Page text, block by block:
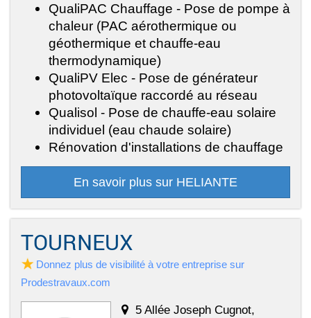
QualiPAC Chauffage - Pose de pompe à
chaleur (PAC aérothermique ou
géothermique et chauffe-eau
thermodynamique)
QualiPV Elec - Pose de générateur
photovoltaïque raccordé au réseau
Qualisol - Pose de chauffe-eau solaire
individuel (eau chaude solaire)
Rénovation d'installations de chauffage
En savoir plus sur HELIANTE
TOURNEUX
Donnez plus de visibilité à votre entreprise sur
Prodestravaux.com
5 Allée Joseph Cugnot,